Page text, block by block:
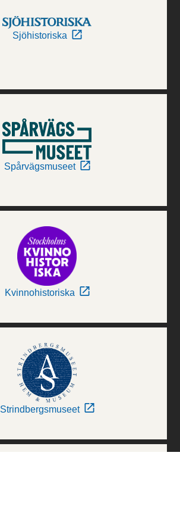
Sjöhistoriska
Spårvägsmuseet
Kvinnohistoriska
Strindbergsmuseet